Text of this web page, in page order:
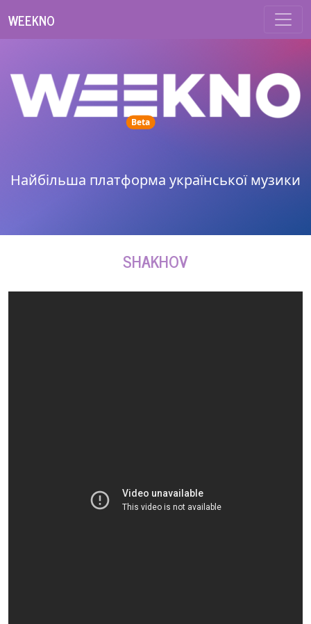
WEEKNO
Betaunread messages
Найбільша платформа української музики
SHAKHOV